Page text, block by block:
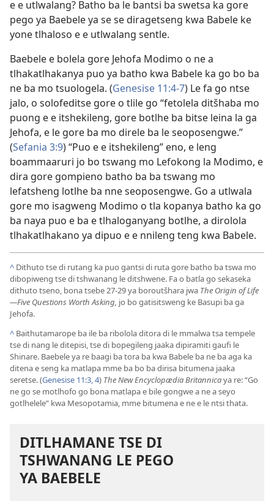
e e utlwalang? Batho ba le bantsi ba swetsa ka gore
pego ya Baebele ya se se diragetseng kwa Babele ke
yone tlhaloso e e utlwalang sentle.
Baebele e bolela gore Jehofa Modimo o ne a
tlhakatlhakanya puo ya batho kwa Babele ka go bo ba
ne ba mo tsuologela. (Genesise 11:4-7) Le fa go ntse
jalo, o solofeditse gore o tlile go “fetolela ditšhaba mo
puong e e itshekileng, gore botlhe ba bitse leina la ga
Jehofa, e le gore ba mo direle ba le seoposengwe.”
(Sefania 3:9) “Puo e e itshekileng” eno, e leng
boammaaruri jo bo tswang mo Lefokong la Modimo, e
dira gore gompieno batho ba ba tswang mo
lefatsheng lotlhe ba nne seoposengwe. Go a utlwala
gore mo isagweng Modimo o tla kopanya batho ka go
ba naya puo e ba e tlhaloganyang botlhe, a dirolola
tlhakatlhakano ya dipuo e e nnileng teng kwa Babele.
^ Dithuto tse di rutang ka puo gantsi di ruta gore batho ba tswa mo
dibopiweng tse di tshwanang le ditshwene. Fa o batla go sekaseka
dithuto tseno, bona tsebe 27-29 ya boroutšhara jwa The Origin of Life
—Five Questions Worth Asking, jo bo gatisitsweng ke Basupi ba ga
Jehofa.
^ Baithutamarope ba ile ba ribolola ditora di le mmalwa tsa tempele
tse di nang le ditepisi, tse di bopegileng jaaka dipiramiti gaufi le
Shinare. Baebele ya re baagi ba tora ba kwa Babele ba ne ba aga ka
ditena e seng ka matlapa mme ba bo ba dirisa bitumena jaaka
seretse. (Genesise 11:3, 4) The New Encyclopædia Britannicaya re: “Go
ne go se motlhofo go bona matlapa e bile gongwe a ne a seyo
gotlhelele” kwa Mesopotamia, mme bitumena e ne e le ntsi thata.
DITLHAMANE TSE DI
TSHWANANG LE PEGO
YA BAEBELE